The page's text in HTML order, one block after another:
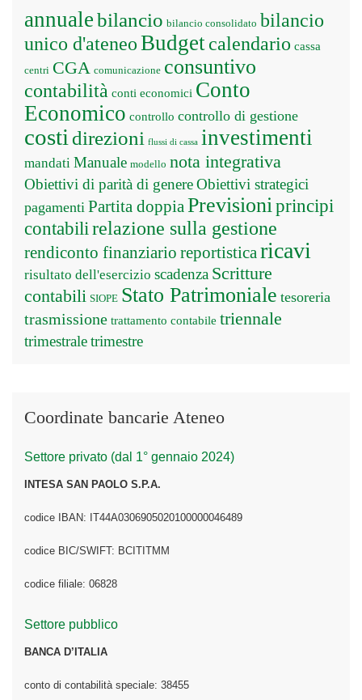
annualebilancio bilancio consolidato bilancio
unico d'ateneoBudgetcalendario cassa
centri CGA comunicazione consuntivo
contabilità conti economici Conto
Economico controllo controllo di gestione
costi direzioni flussi di cassa investimenti
mandati Manuale modello nota integrativa
Obiettivi di parità di genereObiettivi strategici
pagamenti Partita doppiaPrevisioniprincipi
contabilirelazione sulla gestione
rendiconto finanziario reportisticaricavi
risultato dell'esercizio scadenza Scritture
contabili SIOPE Stato Patrimoniale tesoreria
trasmissione trattamento contabile triennale
trimestraletrimestre
Coordinate bancarie Ateneo
Settore privato (dal 1° gennaio 2024)
INTESA SAN PAOLO S.P.A.
codice IBAN: IT44A0306905020100000046489
codice BIC/SWIFT: BCITITMM
codice filiale: 06828
Settore pubblico
BANCA D’ITALIA
conto di contabilità speciale: 38455